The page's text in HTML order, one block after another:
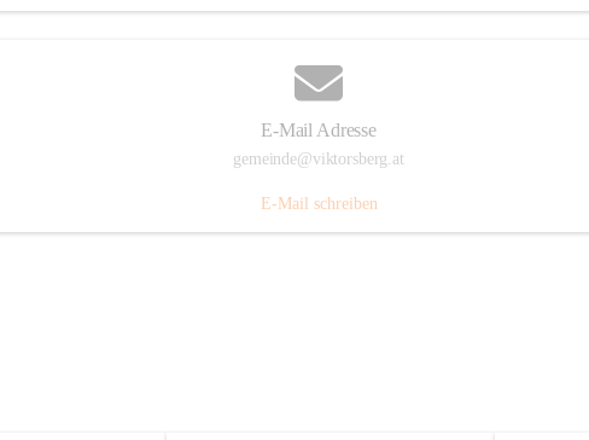
E-Mail Adresse
gemeinde@viktorsberg.at
E-Mail schreiben